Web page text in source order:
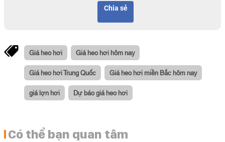
Chia sẻ
Giá heo hơi Giá heo hơi hôm nay
Giá heo hơi Trung Quốc Giá heo hơi miền Bắc hôm nay
giá lợn hơi Dự báo giá heo hơi
Có thể bạn quan tâm